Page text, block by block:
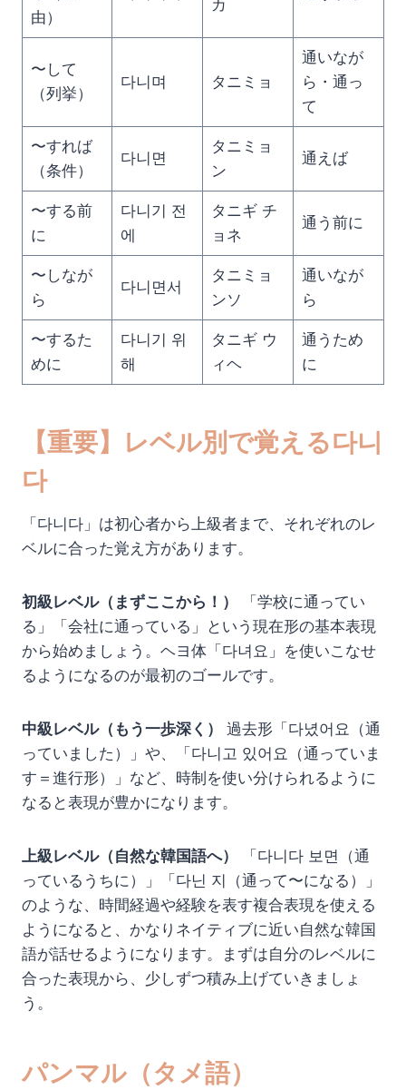
由）
カ
〜して
（列挙）
다니며 タニミョ
通いなが
ら・通っ
て
〜すれば
（条件）
다니면
タニミョ
ン
通えば
〜する前
に
다니기 전
에
タニギ チ
ョネ
通う前に
〜しなが
ら
다니면서
タニミョ
ンソ
通いなが
ら
〜するた
めに
다니기 위
해
タニギ ウ
ィヘ
通うため
に
【重要】レベル別で覚える다니
다
「다니다」は初心者から上級者まで、それぞれのレ
ベルに合った覚え方があります。
初級レベル（まずここから！）
「学校に通ってい
る」「会社に通っている」という現在形の基本表現
から始めましょう。ヘヨ体「다녀요」を使いこなせ
るようになるのが最初のゴールです。
中級レベル（もう一歩深く）
過去形「다녔어요（通
っていました）」や、「다니고 있어요（通っていま
す＝進行形）」など、時制を使い分けられるように
なると表現が豊かになります。
上級レベル（自然な韓国語へ）
「다니다 보면（通
っているうちに）」「다닌 지（通って〜になる）」
のような、時間経過や経験を表す複合表現を使える
ようになると、かなりネイティブに近い自然な韓国
語が話せるようになります。まずは自分のレベルに
合った表現から、少しずつ積み上げていきましょ
う。
パンマル（タメ語）